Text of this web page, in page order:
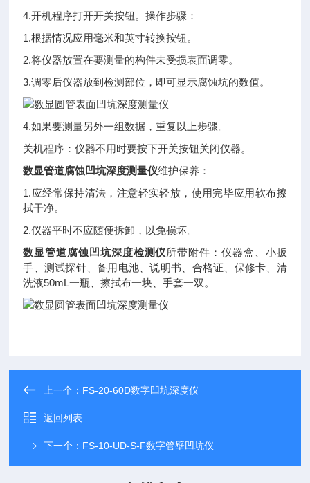
4.开机程序打开开关按钮。操作步骤：
1.根据情况应用毫米和英寸转换按钮。
2.将仪器放置在要测量的构件未受损表面调零。
3.调零后仪器放到检测部位，即可显示腐蚀坑的数值。
4.如果要测量另外一组数据，重复以上步骤。
关机程序：仪器不用时要按下开关按钮关闭仪器。
数显管道腐蚀凹坑深度测量仪维护保养：
1.应经常保持清法，注意轻实轻放，使用完毕应用软布擦
拭干净。
2.仪器平时不应随便拆卸，以免损坏。
数显管道腐蚀凹坑深度检测仪所带附件：仪器盒、小扳
手、测试探针、备用电池、说明书、合格证、保修卡、清
洗液50mL一瓶、擦拭布一块、手套一双。
上一个： FS-20-60D数字凹坑深度仪
返回列表
下一个： FS-10-UD-S-F数字管壁凹坑仪